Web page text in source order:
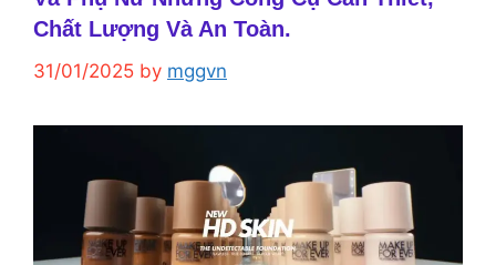
Chất Lượng Và An Toàn.
31/01/2025 by mggvn